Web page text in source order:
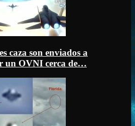
caza son enviados a
un OVNI cerca de…